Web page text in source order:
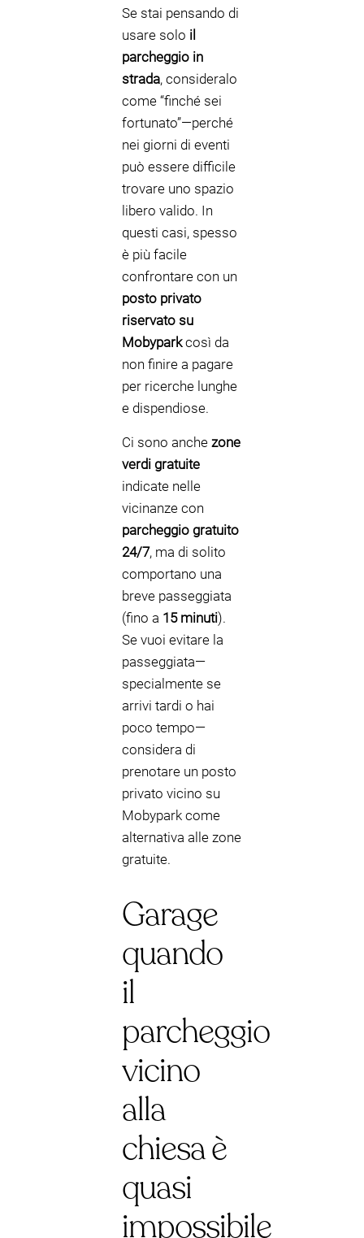
Se stai pensando di
usare solo il
parcheggio in
strada, consideralo
come “finché sei
fortunato”—perché
nei giorni di eventi
può essere difficile
trovare uno spazio
libero valido. In
questi casi, spesso
è più facile
confrontare con un
posto privato
riservato su
Mobyparkcosì da
non finire a pagare
per ricerche lunghe
e dispendiose.
Ci sono anche zone
verdi gratuite
indicate nelle
vicinanze con
parcheggio gratuito
24/7, ma di solito
comportano una
breve passeggiata
(fino a 15 minuti).
Se vuoi evitare la
passeggiata—
specialmente se
arrivi tardi o hai
poco tempo—
considera di
prenotare un posto
privato vicino su
Mobypark come
alternativa alle zone
gratuite.
Garage
quando
il
parcheggio
vicino
alla
chiesa è
quasi
impossibile